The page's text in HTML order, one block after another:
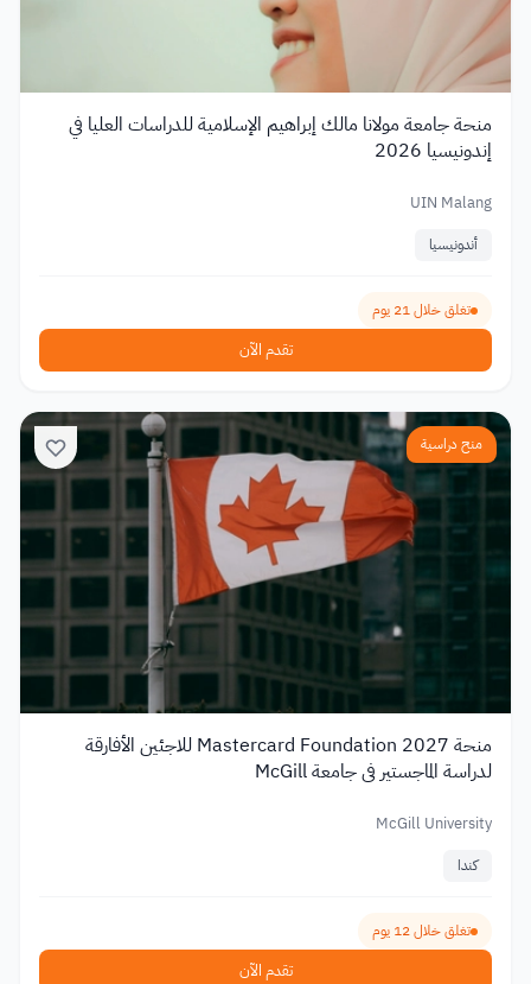
منحة جامعة مولانا مالك إبراهيم الإسلامية للدراسات العليا في
إندونيسيا 2026
UIN Malang
أندونيسيا
تغلق خلال 21 يوم
تقدم الآن
منح دراسية
منحة Mastercard Foundation 2027 للاجئين الأفارقة
لدراسة الماجستير في جامعة McGill
McGill University
كندا
تغلق خلال 12 يوم
تقدم الآن